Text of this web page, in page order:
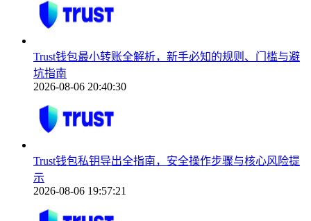
Trust钱包最小转账全解析，新手必知的规则、门槛与避
坑指南
2026-08-06 20:40:30
Trust钱包私钥导出全指南，安全操作步骤与核心风险提
示
2026-08-06 19:57:21